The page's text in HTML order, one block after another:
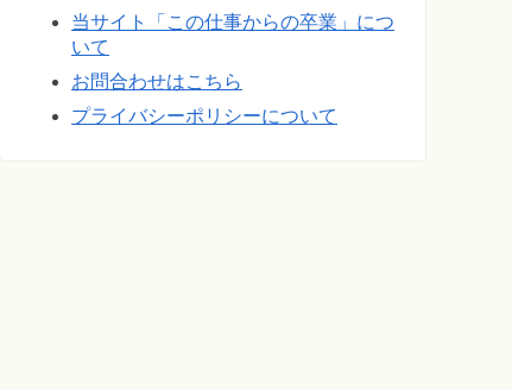
当サイト「この仕事からの卒業」につ
いて
お問合わせはこちら
プライバシーポリシーについて